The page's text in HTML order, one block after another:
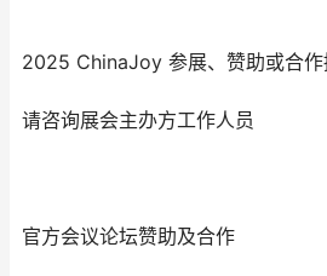
2025 ChinaJoy 参展、赞助或合作
请咨询展会主办方工作人员
官方会议论坛赞助及合作